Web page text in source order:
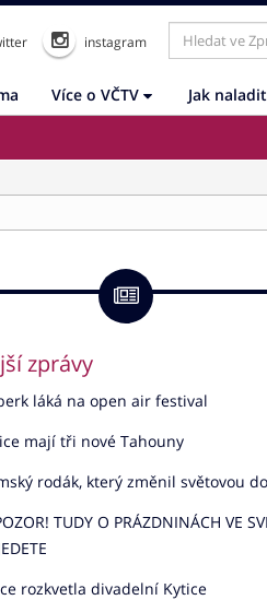
instagram
Více o VČTV Jak naladit
zprávy
láká na open air festival
mají tři nové Tahouny
rodák, který změnil světovou
TUDY O PRÁZDNINÁCH VE
rozkvetla divadelní Kytice